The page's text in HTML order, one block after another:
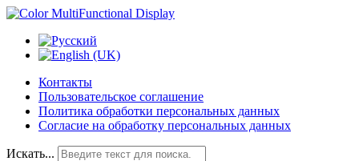
Контакты
Пользовательское соглашение
Политика обработки персональных данных
Согласие на обработку персональных данных
Искать...